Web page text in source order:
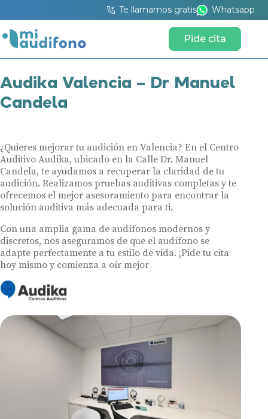
Te llamamos gratis Whatsapp
Pide cita
Audika Valencia – Dr Manuel
Candela
¿Quieres mejorar tu audición en Valencia? En el Centro
Auditivo Audika, ubicado en la Calle Dr. Manuel
Candela, te ayudamos a recuperar la claridad de tu
audición. Realizamos pruebas auditivas completas y te
ofrecemos el mejor asesoramiento para encontrar la
solución auditiva más adecuada para ti.
Con una amplia gama de audífonos modernos y
discretos, nos aseguramos de que el audífono se
adapte perfectamente a tu estilo de vida. ¡Pide tu cita
hoy mismo y comienza a oír mejor